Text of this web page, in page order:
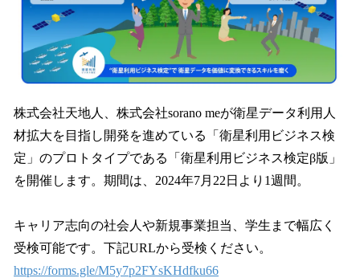
み
込
中
で
株式会社天地人、株式会社sorano meが衛星データ利用人
材拡大を目指し開発を進めている「衛星利用ビジネス検
定」のプロトタイプである「衛星利用ビジネス検定β版」
を開催します。期間は、2024年7月22日より1週間。
キャリア志向の社会人や新規事業担当、学生まで幅広く
受検可能です。下記URLから受検ください。
https://forms.gle/M5y7p2FYsKHdfku66